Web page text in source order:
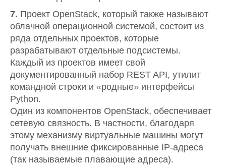
7. Проект OpenStack, который также называют
облачной операционной системой, состоит из
ряда отдельных проектов, которые
разрабатывают отдельные подсистемы.
Каждый из проектов имеет свой
документированный набор REST API, утилит
командной строки и «родные» интерфейсы
Python.
Один из компонентов OpenStack, обеспечивает
сетевую связность. В частности, благодаря
этому механизму виртуальные машины могут
получать внешние фиксированные IP-адреса
(так называемые плавающие адреса).